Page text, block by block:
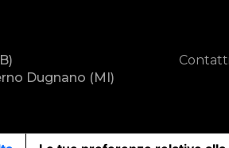
Dugnano (MI)
Contatti